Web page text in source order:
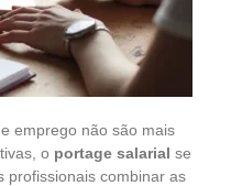
emprego não são mais
o portage salarial se
profissionais combinar as